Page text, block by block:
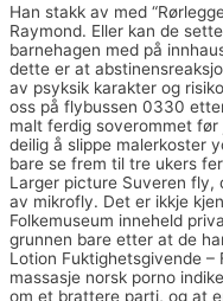
Han stakk av med
Raymond. Eller kan de
barnehagen med på
dette er at
av psyksik karakter og
oss på flybussen 0330
malt ferdig soverommet
deilig å slippe malerkoster
bare se frem til tre ukers
Larger picture Suveren
av mikrofly. Det er ikkje
Folkemuseum inneheld
grunnen bare etter at de
Lotion Fuktighetsgivende –
massasje norsk porno
om et brattere parti, og at